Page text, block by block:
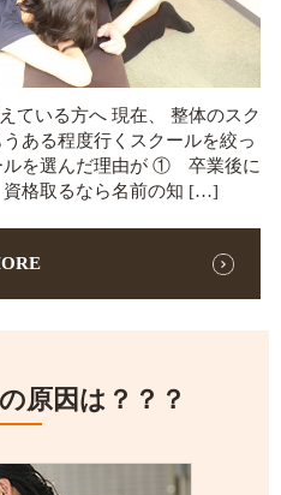
ている方へ 現在、 整体のスク
ある程度行くスクールを絞っ
ルを選んだ理由が ① 卒業後に
格取るなら名前の知 […]
原因は？？？